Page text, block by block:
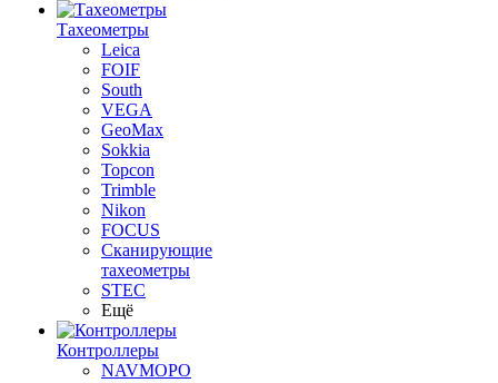
Тахеометры
Leica
FOIF
South
VEGA
GeoMax
Sokkia
Topcon
Trimble
Nikon
FOCUS
Сканирующие
тахеометры
STEC
Ещё
Контроллеры
NAVMOPO